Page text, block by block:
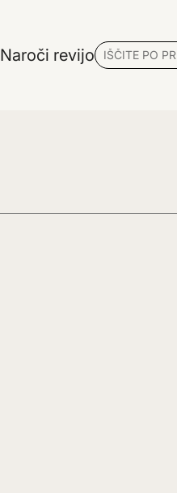
Naroči revijo